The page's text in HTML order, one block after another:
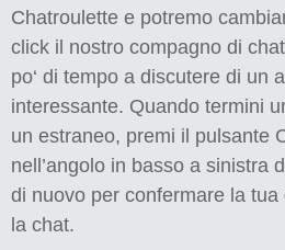
Chatroulette e potremo
click il nostro compagno di
po‘ di tempo a discutere di un
interessante. Quando termini
un estraneo, premi il pulsante
nell’angolo in basso a sinistra
di nuovo per confermare la
la chat.